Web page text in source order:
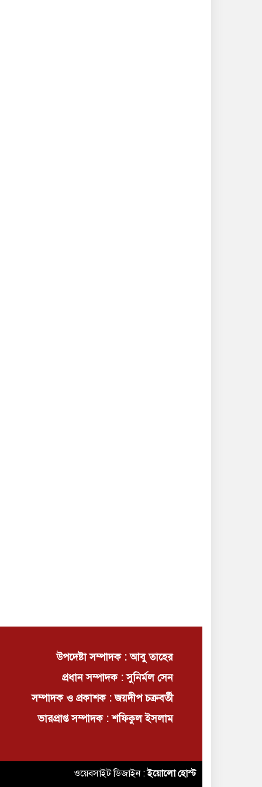
উপদেষ্টা সম্পাদক : আবু তাহের
প্রধান সম্পাদক : সুনির্মল সেন
সম্পাদক ও প্রকাশক : জয়দীপ চক্রবর্তী
ভারপ্রাপ্ত সম্পাদক : শফিকুল ইসলাম
ওয়েবসাইট ডিজাইন :ইয়োলো হোস্ট